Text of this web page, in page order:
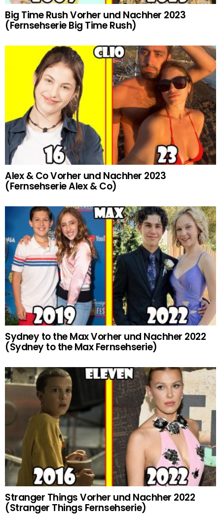
Big Time Rush Vorher und Nachher 2023
(Fernsehserie Big Time Rush)
Alex & Co Vorher und Nachher 2023
(Fernsehserie Alex & Co)
Sydney to the Max Vorher und Nachher 2022
(Sydney to the Max Fernsehserie)
Stranger Things Vorher und Nachher 2022
(Stranger Things Fernsehserie)